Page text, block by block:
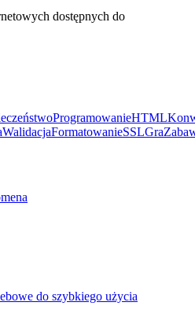
dostępnych do
ProgramowanieHTML
WalidacjaFormatowanieSSLGra
do szybkiego użycia